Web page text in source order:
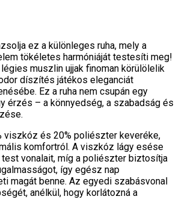
ez a különleges ruha, mely a
tökéletes harmóniáját testesíti meg!
muszlin ujjak finoman körülölelik
díszítés játékos eleganciát
Ez a ruha nem csupán egy
érzés – a könnyedség, a szabadság és
viszkóz és 20% poliészter keveréke,
komfortról. A viszkóz lágy esése
vonalait, míg a poliészter biztosítja
így egész nap
magát benne. Az egyedi szabásvonal
anélkül, hogy korlátozná a